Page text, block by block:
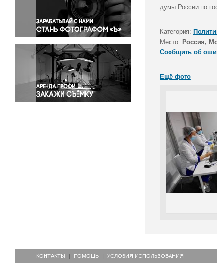
Правосудие
Происшествия и конфликты
Религия
Светская жизнь
Спорт
Экология
Экономика и бизнес
думы России по
Категория:
Место: Россия,
Сообщить об
Ещё фото
КОНТАКТЫ ПОМОЩЬ УСЛОВИЯ ИСПОЛЬЗОВАНИЯ